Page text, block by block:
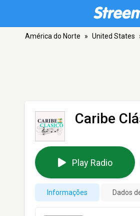
América do Norte » United States
Caribe
Play Radio
Informações Dados